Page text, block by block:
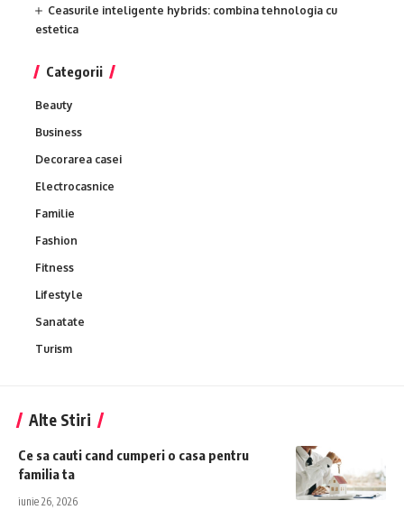
Ceasurile inteligente hybrids: combina tehnologia cu
estetica
Categorii
Beauty
Business
Decorarea casei
Electrocasnice
Familie
Fashion
Fitness
Lifestyle
Sanatate
Turism
Alte Stiri
Ce sa cauti cand cumperi o casa pentru
familia ta
iunie 26, 2026